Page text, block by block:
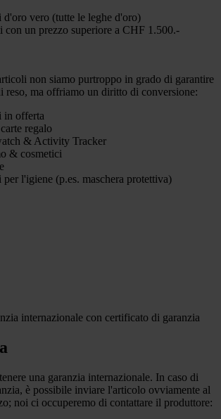
vero (tutte le leghe d'oro)
con un prezzo superiore a CHF 1.500.-
non siamo purtroppo in grado di garantire
reso, ma offriamo un diritto di conversione:
in offerta
regalo
& Activity Tracker
& cosmetici
l'igiene (p.es. maschera protettiva)
internazionale con certificato di garanzia
una garanzia internazionale. In caso di
è possibile inviare l'articolo ovviamente al
noi ci occuperemo di contattare il produttore: